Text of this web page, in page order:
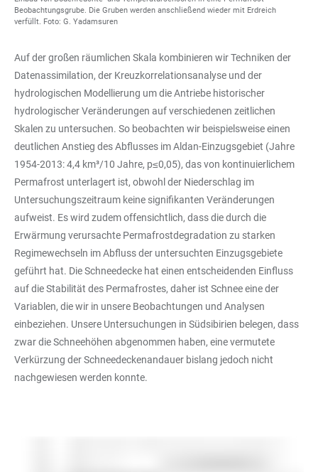
Beobachtungsgrube. Die Gruben werden anschließend wieder mit Erdreich
verfüllt. Foto: G. Yadamsuren
Auf der großen räumlichen Skala kombinieren wir Techniken der
Datenassimilation, der Kreuzkorrelationsanalyse und der
hydrologischen Modellierung um die Antriebe historischer
hydrologischer Veränderungen auf verschiedenen zeitlichen
Skalen zu untersuchen. So beobachten wir beispielsweise einen
deutlichen Anstieg des Abflusses im Aldan-Einzugsgebiet (Jahre
1954-2013: 4,4 km³/10 Jahre, p≤0,05), das von kontinuierlichem
Permafrost unterlagert ist, obwohl der Niederschlag im
Untersuchungszeitraum keine signifikanten Veränderungen
aufweist. Es wird zudem offensichtlich, dass die durch die
Erwärmung verursachte Permafrostdegradation zu starken
Regimewechseln im Abfluss der untersuchten Einzugsgebiete
geführt hat. Die Schneedecke hat einen entscheidenden Einfluss
auf die Stabilität des Permafrostes, daher ist Schnee eine der
Variablen, die wir in unsere Beobachtungen und Analysen
einbeziehen. Unsere Untersuchungen in Südsibirien belegen, dass
zwar die Schneehöhen abgenommen haben, eine vermutete
Verkürzung der Schneedeckenandauer bislang jedoch nicht
nachgewiesen werden konnte.